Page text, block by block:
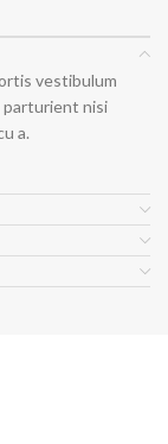
vestibulum
parturient nisi
a.